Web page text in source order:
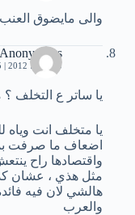
والى مايضوق العنب
Anonymous
25 يوليو، 2012 | 7:25 م
يا ساتر ع التخلف ؟
يا متخلف انت
اضعاف ما صرفت
واقتصادها راح
مثل هذي ، عشان
هالشي لان فيه
والعرب